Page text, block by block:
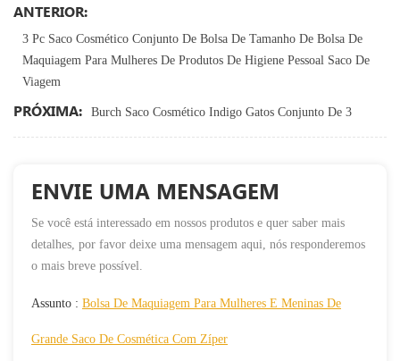
ANTERIOR:
3 Pc Saco Cosmético Conjunto De Bolsa De Tamanho De Bolsa De
Maquiagem Para Mulheres De Produtos De Higiene Pessoal Saco De
Viagem
PRÓXIMA: Burch Saco Cosmético Indigo Gatos Conjunto De 3
ENVIE UMA MENSAGEM
Se você está interessado em nossos produtos e quer saber mais
detalhes, por favor deixe uma mensagem aqui, nós responderemos
o mais breve possível.
Assunto : Bolsa De Maquiagem Para Mulheres E Meninas De
Grande Saco De Cosmética Com Zíper